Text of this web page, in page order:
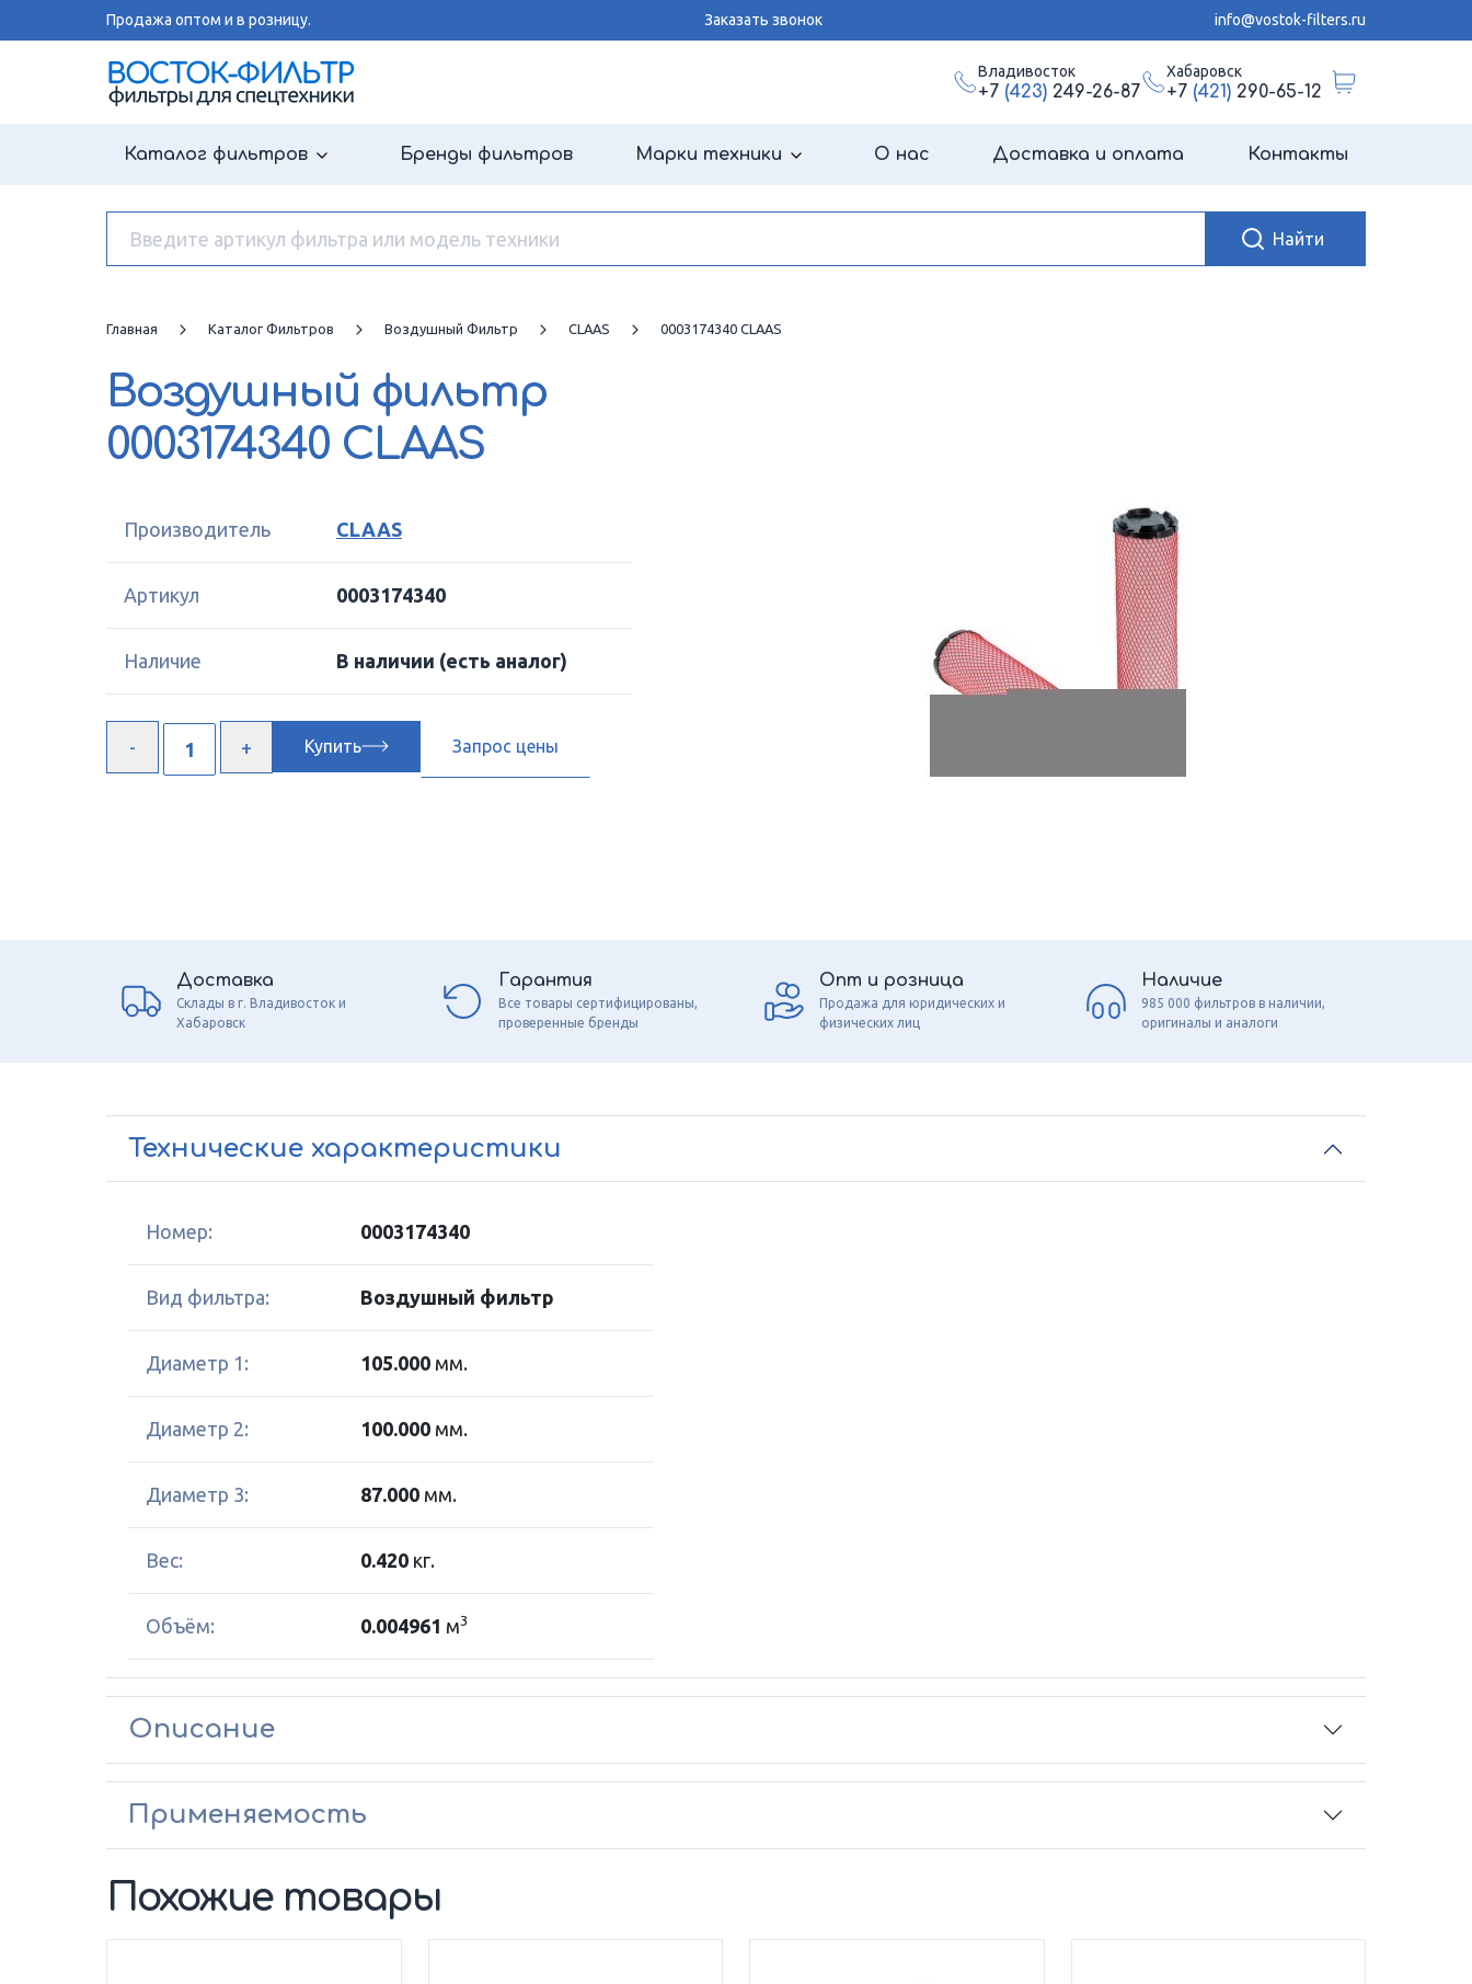
Продажа оптом и в розницу. Заказать звонок info@vostok-filters.ru
Владивосток
+7 (423)249-26-87
Хабаровск
+7 (421)290-65-12
Каталог фильтров Бренды фильтров Марки техники О нас Доставка и оплата Контакты
Главная Каталог Фильтров Воздушный Фильтр CLAAS 0003174340 CLAAS
Воздушный фильтр
0003174340 CLAAS
Производитель CLAAS
Артикул 0003174340
Наличие В наличии (есть аналог)
Купить Запрос цены
Доставка
Склады в г. Владивосток и
Хабаровск
Гарантия
Все товары сертифицированы,
проверенные бренды
Опт и розница
Продажа для юридических и
физических лиц
Наличие
985 000 фильтров в наличии,
оригиналы и аналоги
Технические характеристики
Номер: 0003174340
Вид фильтра: Воздушный фильтр
Диаметр 1: 105.000 мм.
Диаметр 2: 100.000 мм.
Диаметр 3: 87.000 мм.
Вес: 0.420 кг.
Объём: 0.004961 м3
Описание
Применяемость
Похожие товары